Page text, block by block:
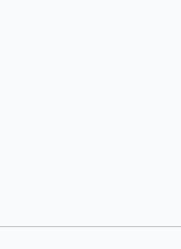
buruk.